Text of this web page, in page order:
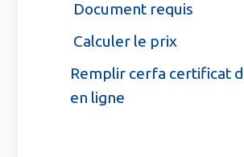
Document requis
Calculer le prix
Remplir cerfa certificat
en ligne